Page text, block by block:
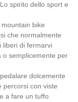
spirito dello sport e
bike
che normalmente
liberi di fermarvi
o semplicemente per
dolcemente
percorsi con viste
a fare un tuffo.